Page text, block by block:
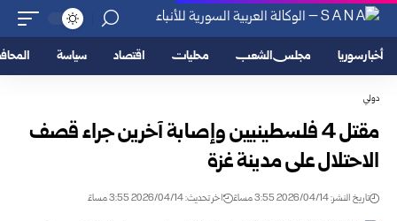
أخبار سوريا مجلس الشعب محليات اقتصاد سياسة
دولي
مقتل 4 فلسطينيين وإصابة آخرين جراء قصف
الاحتلال على مدينة غزة
تاريخ النشر: 2026/04/14 3:55 مساءً اخر تحديث: 2026/04/14 3:55 مساءً